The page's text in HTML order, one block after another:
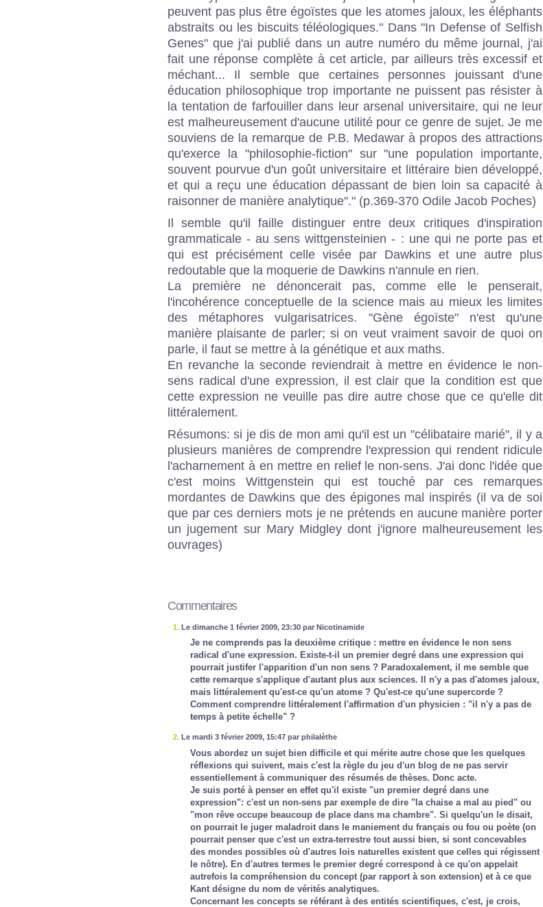
peuvent pas plus être égoïstes que les atomes jaloux, les éléphants
abstraits ou les biscuits téléologiques." Dans "In Defense of Selfish
Genes" que j'ai publié dans un autre numéro du même journal, j'ai
fait une réponse complète à cet article, par ailleurs très excessif et
méchant... Il semble que certaines personnes jouissant d'une
éducation philosophique trop importante ne puissent pas résister à
la tentation de farfouiller dans leur arsenal universitaire, qui ne leur
est malheureusement d'aucune utilité pour ce genre de sujet. Je me
souviens de la remarque de P.B. Medawar à propos des attractions
qu'exerce la "philosophie-fiction" sur "une population importante,
souvent pourvue d'un goût universitaire et littéraire bien développé,
et qui a reçu une éducation dépassant de bien loin sa capacité à
raisonner de manière analytique"." (p.369-370 Odile Jacob Poches)
Il semble qu'il faille distinguer entre deux critiques d'inspiration
grammaticale - au sens wittgensteinien - : une qui ne porte pas et
qui est précisément celle visée par Dawkins et une autre plus
redoutable que la moquerie de Dawkins n'annule en rien.
La première ne dénoncerait pas, comme elle le penserait,
l'incohérence conceptuelle de la science mais au mieux les limites
des métaphores vulgarisatrices. "Gène égoïste" n'est qu'une
manière plaisante de parler; si on veut vraiment savoir de quoi on
parle, il faut se mettre à la génétique et aux maths.
En revanche la seconde reviendrait à mettre en évidence le non-
sens radical d'une expression, il est clair que la condition est que
cette expression ne veuille pas dire autre chose que ce qu'elle dit
littéralement.
Résumons: si je dis de mon ami qu'il est un "célibataire marié", il y a
plusieurs manières de comprendre l'expression qui rendent ridicule
l'acharnement à en mettre en relief le non-sens. J'ai donc l'idée que
c'est moins Wittgenstein qui est touché par ces remarques
mordantes de Dawkins que des épigones mal inspirés (il va de soi
que par ces derniers mots je ne prétends en aucune manière porter
un jugement sur Mary Midgley dont j'ignore malheureusement les
ouvrages)
Commentaires
1. Le dimanche 1 février 2009, 23:30 par Nicotinamide
Je ne comprends pas la deuxième critique : mettre en évidence le non sens
radical d'une expression. Existe-t-il un premier degré dans une expression qui
pourrait justifer l'apparition d'un non sens ? Paradoxalement, il me semble que
cette remarque s'applique d'autant plus aux sciences. Il n'y a pas d'atomes jaloux,
mais littéralement qu'est-ce qu'un atome ? Qu'est-ce qu'une supercorde ?
Comment comprendre littéralement l'affirmation d'un physicien : "il n'y a pas de
temps à petite échelle" ?
2. Le mardi 3 février 2009, 15:47 par philalèthe
Vous abordez un sujet bien difficile et qui mérite autre chose que les quelques
réflexions qui suivent, mais c'est la règle du jeu d'un blog de ne pas servir
essentiellement à communiquer des résumés de thèses. Donc acte.
Je suis porté à penser en effet qu'il existe "un premier degré dans une
expression": c'est un non-sens par exemple de dire "la chaise a mal au pied" ou
"mon rêve occupe beaucoup de place dans ma chambre". Si quelqu'un le disait,
on pourrait le juger maladroit dans le maniement du français ou fou ou poète (on
pourrait penser que c'est un extra-terrestre tout aussi bien, si sont concevables
des mondes possibles où d'autres lois naturelles existent que celles qui régissent
le nôtre). En d'autres termes le premier degré correspond à ce qu'on appelait
autrefois la compréhension du concept (par rapport à son extension) et à ce que
Kant désigne du nom de vérités analytiques.
Concernant les concepts se référant à des entités scientifiques, c'est, je crois,